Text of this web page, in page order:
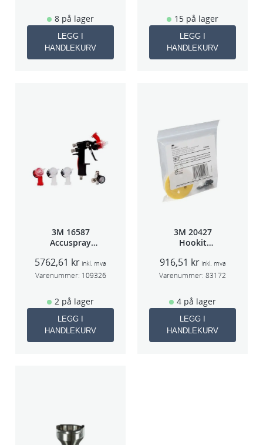
8 på lager
LEGG I
HANDLEKURV
15 på lager
LEGG I
HANDLEKURV
3M 16587
Accuspray
HGP
5762,61 kr inkl. mva
Varenummer: 109326
2 på lager
LEGG I
HANDLEKURV
3M 20427
Hookit
50663
916,51 kr inkl. mva
Varenummer: 83172
4 på lager
LEGG I
HANDLEKURV